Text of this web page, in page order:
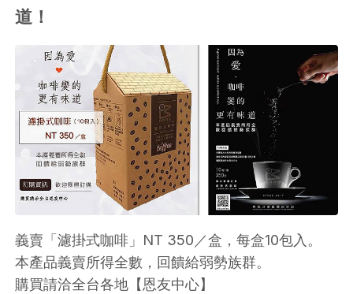
道！
義賣「濾掛式咖啡」NT 350／盒，每盒10包入。
本產品義賣所得全數，回饋給弱勢族群。
購買請洽全台各地【恩友中心】